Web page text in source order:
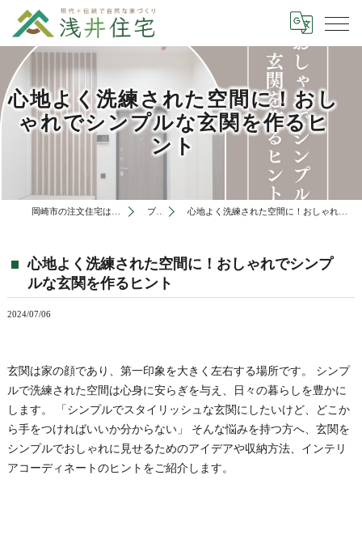
心地よく洗練された空間に！おし
ゃれでシンプルな玄関を作るヒ
ント
ブログ 心地よく洗練された空間に！おしゃれでシンプルな玄関を作るヒント
心地よく洗練された空間に！おしゃれでシンプ
ルな玄関を作るヒント
2024/07/06
玄関は家の顔であり、第一印象を大きく左右する場所です。 シンプ
ルで洗練された空間は心身に安らぎを与え、日々の暮らしを豊かに
します。 「シンプルでスタイリッシュな玄関にしたいけど、どこか
ら手をつければいいか分からない」 そんな悩みを持つ方へ、玄関を
シンプルでおしゃれに見せるためのアイデアや収納方法、インテリ
アコーディネートのヒントをご紹介します。